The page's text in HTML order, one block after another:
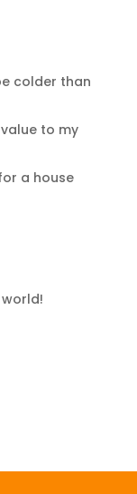
colder than
to my
a house